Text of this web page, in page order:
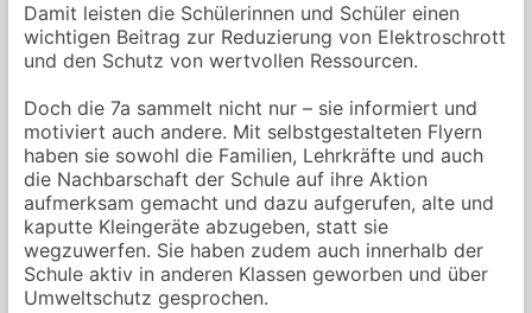
Oberstufe
Damit leisten die Schülerinnen und Schüler einen
wichtigen Beitrag zur Reduzierung von Elektroschrott
und den Schutz von wertvollen Ressourcen.
Doch die 7a sammelt nicht nur – sie informiert und
motiviert auch andere. Mit selbstgestalteten Flyern
haben sie sowohl die Familien, Lehrkräfte und auch
die Nachbarschaft der Schule auf ihre Aktion
aufmerksam gemacht und dazu aufgerufen, alte und
kaputte Kleingeräte abzugeben, statt sie
wegzuwerfen. Sie haben zudem auch innerhalb der
Schule aktiv in anderen Klassen geworben und über
Umweltschutz gesprochen.